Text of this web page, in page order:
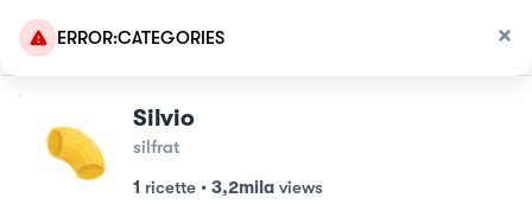
ERROR:CATEGORIES
Silvio
silfrat
1 ricette • 3,2mila views